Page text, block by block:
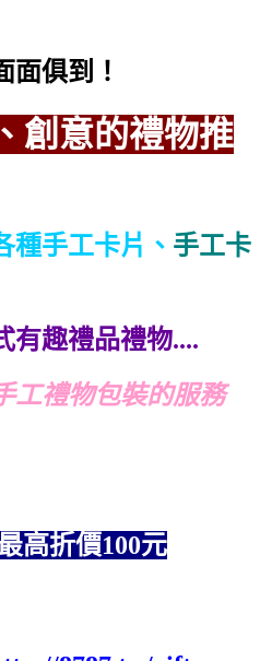
面俱到！
創意的禮物推
種手工卡片、 手工卡
有趣禮品禮物....
工禮物包裝的服務
高折價100元